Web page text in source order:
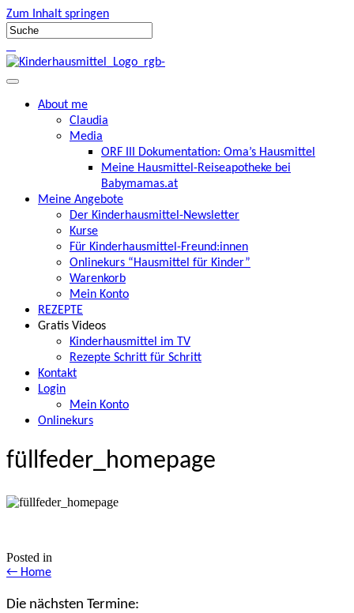
Zum Inhalt springen
About me
Claudia
Media
ORF III Dokumentation: Oma’s Hausmittel
Meine Hausmittel-Reiseapotheke bei
Babymamas.at
Meine Angebote
Der Kinderhausmittel-Newsletter
Kurse
Für Kinderhausmittel-Freund:innen
Onlinekurs “Hausmittel für Kinder”
Warenkorb
Mein Konto
REZEPTE
Gratis Videos
Kinderhausmittel im TV
Rezepte Schritt für Schritt
Kontakt
Login
Mein Konto
Onlinekurs
füllfeder_homepage
Posted in
Posts
navigation
← Home
Die nächsten Termine: